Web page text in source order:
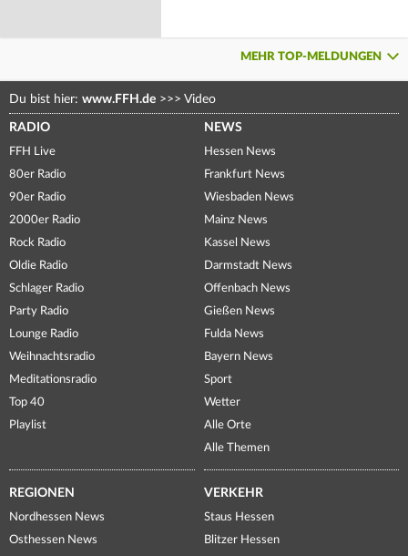
MEHR TOP-MELDUNGEN
Du bist hier: www.FFH.de >>> Video
RADIO
FFH Live
80er Radio
90er Radio
2000er Radio
Rock Radio
Oldie Radio
Schlager Radio
Party Radio
Lounge Radio
Weihnachtsradio
Meditationsradio
Top 40
Playlist
NEWS
Hessen News
Frankfurt News
Wiesbaden News
Mainz News
Kassel News
Darmstadt News
Offenbach News
Gießen News
Fulda News
Bayern News
Sport
Wetter
Alle Orte
Alle Themen
REGIONEN
Nordhessen News
Osthessen News
VERKEHR
Staus Hessen
Blitzer Hessen